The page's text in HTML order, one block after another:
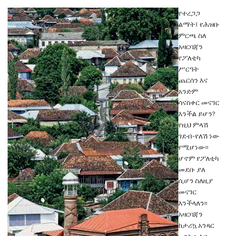
የተረጋጋ
ልማት፤ የሕዝቡ
ምርጫ ስለ
አዛርባጃን
የፖለቲካ
ሥርዓት
ጨርሰን እና
አንድም
ሳናስቀር መናገር
እንችል ይሆን?
የዚህ ምላሽ
ገደብ-የለሽ ነው
የሚሆነው፡፡
ሆኖም የፖለቲካ
መደቡ ያለ
ሲሆን ስለዚያ
መናገር
እንችላለን፡፡
አዛርባጃን
ከታሪኳ አንጻር